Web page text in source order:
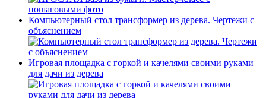
Компьютерный стол трансформер из дерева. Чертежи с
объяснением
Игровая площадка с горкой и качелями своими руками
для дачи из дерева